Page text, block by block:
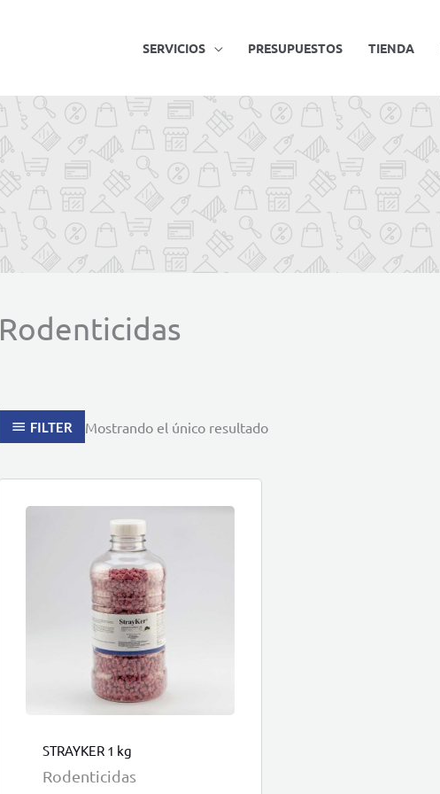
SERVICIOS PRESUPUESTOS TIENDA
Rodenticidas
FILTER Mostrando el único resultado
STRAYKER 1 kg
Rodenticidas